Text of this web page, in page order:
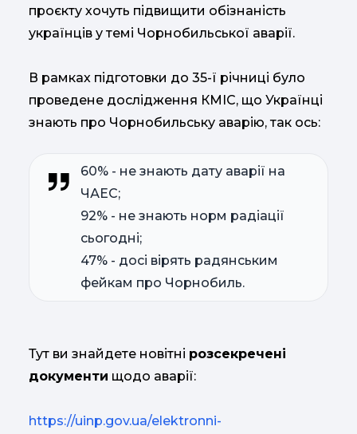
проєкту хочуть підвищити обізнаність
українців у темі Чорнобильської аварії.
В рамках підготовки до 35-ї річниці було
проведене дослідження КМІС, що Українці
знають про Чорнобильську аварію, так ось:
60% - не знають дату аварії на
ЧАЕС;
92% - не знають норм радіації
сьогодні;
47% - досі вірять радянським
фейкам про Чорнобиль.
Тут ви знайдете новітні розсекречені
документи щодо аварії:
https://uinp.gov.ua/elektronni-